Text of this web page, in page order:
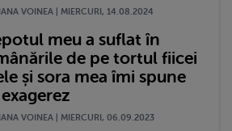
VOINEA | MIERCURI, 14.08.2024
meu a suflat în
de pe tortul fiicei
și sora mea îmi spune
VOINEA | MIERCURI, 06.09.2023